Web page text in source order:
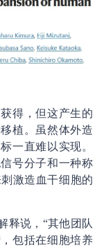
得，但这产生的
植。虽然体外造
一直难以实现。
号分子和一种称
激造血干细胞的
释说，“其他团队
包括在细胞培养